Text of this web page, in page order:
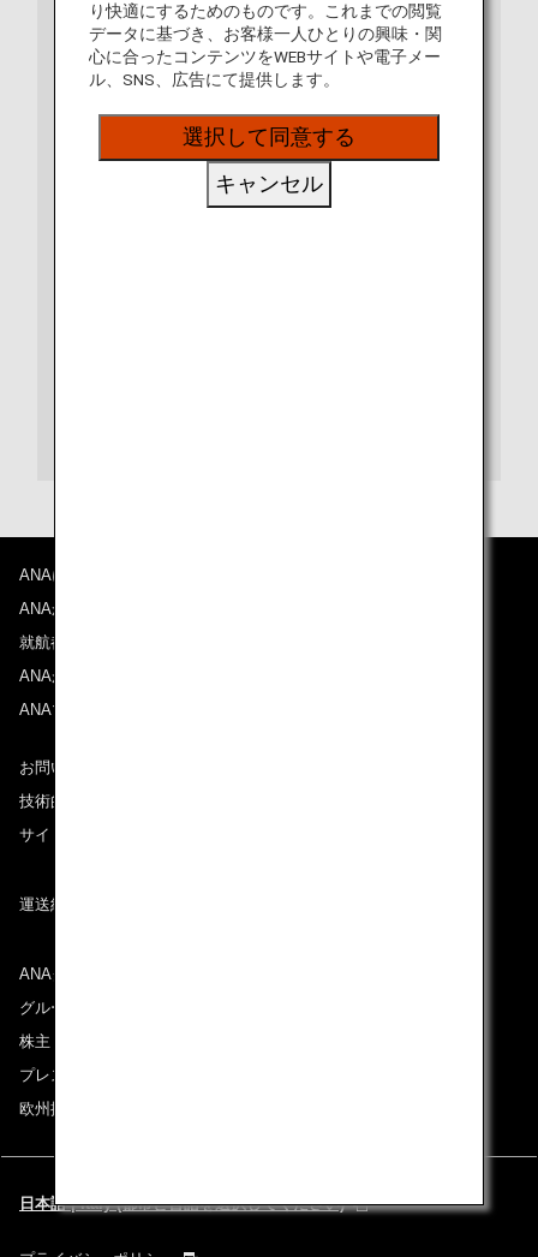
ANAについて
ANAからのお知らせ
就航都市
ANAがお約束する体験
ANAマイレージクラブ
お問い合わせ
技術的なお問い合わせ（推奨環境）
サイトマップ
運送約款
ANAグループについて
グループ企業一覧
株主・投資家情報
プレスリリース
欧州採用情報
日本語 | Italy (都市と言語を選択してください)
り快適にするためのものです。これまでの閲覧
データに基づき、お客様一人ひとりの興味・関
心に合ったコンテンツをWEBサイトや電子メー
ル、SNS、広告にて提供します。
選択して同意する
キャンセル